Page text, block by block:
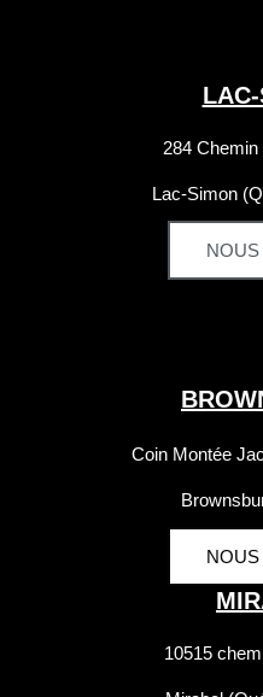
284 Chemin
Lac-Simon
Coin Montée
10515